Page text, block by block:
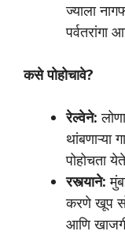
ज्याला
पर्वतरांगा
कसे पोहोचावे?
रेल्वेने:
थांबणाऱ्या
पोहोचता
रस्त्याने:
करणे खूप
आणि